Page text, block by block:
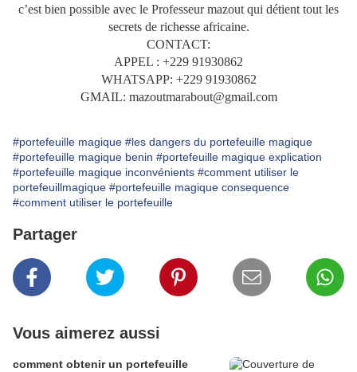
c’est bien possible avec le Professeur mazout qui détient tout les
secrets de richesse africaine.
CONTACT:
APPEL : +229 91930862
WHATSAPP: +229 91930862
GMAIL: mazoutmarabout@gmail.com
#portefeuille magique #les dangers du portefeuille magique
#portefeuille magique benin #portefeuille magique explication
#portefeuille magique inconvénients #comment utiliser le
portefeuillmagique #portefeuille magique consequence
#comment utiliser le portefeuille
Partager
Vous aimerez aussi
comment obtenir un portefeuille